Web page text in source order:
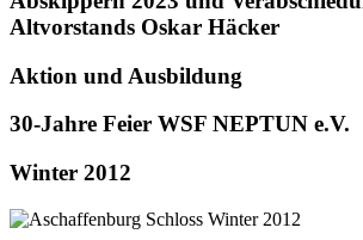
Altvorstands Oskar Häcker
Aktion und Ausbildung
30-Jahre Feier WSF NEPTUN e.V.
Winter 2012